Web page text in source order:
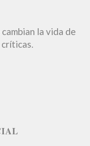
la vida de